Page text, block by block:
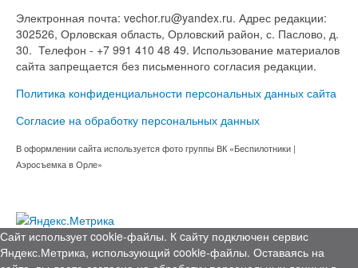
Электронная почта: vechor.ru@yandex.ru. Адрес редакции:
302526, Орловская область, Орловский район, с. Паслово, д.
30. Телефон - +7 991 410 48 49. Использование материалов
сайта запрещается без письменного согласия редакции.
Политика конфиденциальности персональных данных сайта
Согласие на обработку персональных данных
В оформлении сайта используется фото группы ВК «Беспилотники |
Аэросъемка в Орле»
Сайт использует cookie-файлы. К cайту подключен сервис
Яндекс.Метрика, использующий cookie-файлы. Оставаясь на